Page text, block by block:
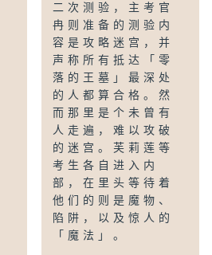
二次测验，主考官
冉则准备的测验内
容是攻略迷宫，并
声称所有抵达「零
落的王墓」最深处
的人都算合格。然
而那里是个未曾有
人走遍，难以攻破
的迷宫。芙莉莲等
考生各自进入内
部，在里头等待着
他们的则是魔物、
陷阱，以及惊人的
「魔法」。